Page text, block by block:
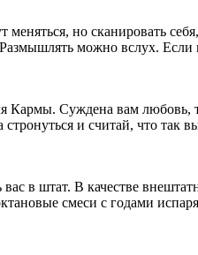
но сканировать себя,
можно вслух.
Кармы. Суждена вам
и считай, что так
в штат. В качестве
смеси с годами